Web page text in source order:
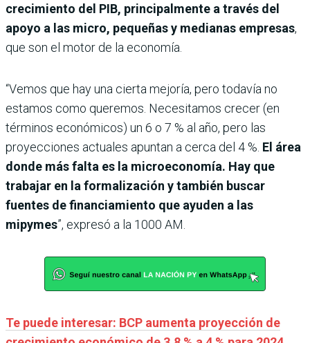
crecimiento del PIB, principalmente a través del
apoyo a las micro, pequeñas y medianas empresas,
que son el motor de la economía.
“Vemos que hay una cierta mejoría, pero todavía no
estamos como queremos. Necesitamos crecer (en
términos económicos) un 6 o 7 % al año, pero las
proyecciones actuales apuntan a cerca del 4 %. El área
donde más falta es la microeconomía. Hay que
trabajar en la formalización y también buscar
fuentes de financiamiento que ayuden a las
mipymes”, expresó a la 1000 AM.
Te puede interesar: BCP aumenta proyección de